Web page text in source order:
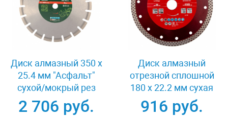
Диск алмазный 350 х
25.4 мм "Асфальт"
сухой/мокрый рез
Сибртех 731013
2 706 руб.
Диск алмазный
отрезной сплошной
180 х 22.2 мм сухая
резка Matrix
Professional 73128
916 руб.